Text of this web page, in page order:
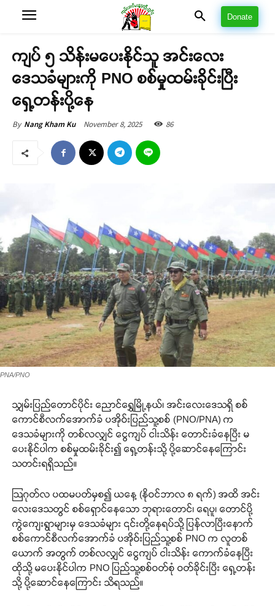
Donate
ကျပ် ၅ သိန်းမပေးနိုင်သူ အင်းလေး
ဒေသခံများကို PNO စစ်မှုထမ်းခိုင်းပြီး
ရှေ့တန်းပို့နေ
By Nang Kham Ku November 8, 2025 86
PNA/PNO
သျှမ်းပြည်တောင်ပိုင်း ညောင်ရွှေမြို့နယ်၊ အင်းလေးဒေသရှိ စစ်
ကောင်စီလက်အောက်ခံ ပအိုဝ်းပြည်သူ့စစ် (PNO/PNA) က
ဒေသခံများကို တစ်လလျှင် ငွေကျပ် ငါးသိန်း တောင်းခံနေပြီး မ
ပေးနိုင်ပါက စစ်မှုထမ်းခိုင်း၍ ရှေ့တန်းသို့ ပို့ဆောင်နေကြောင်း
သတင်းရရှိသည်။
ဩဂုတ်လ ပထမပတ်မှစ၍ ယနေ့ (နိုဝင်ဘာလ ၈ ရက်) အထိ အင်း
လေးဒေသတွင် စစ်ရှောင်နေသော ဘုရားတောင်၊ ရေပူ၊ တောင်ပို့
ကွဲကျေးရွာများမှ ဒေသခံများ ၎င်းတို့နေရပ်သို့ ပြန်လာပြီးနောက်
စစ်ကောင်စီလက်အောက်ခံ ပအိုဝ်းပြည်သူ့စစ် PNO က လူတစ်
ယောက် အတွက် တစ်လလျှင် ငွေကျပ် ငါးသိန်း ကောက်ခံနေပြီး
ထိုသို့ မပေးနိုင်ပါက PNO ပြည်သူ့စစ်ဝတ်စုံ ဝတ်ခိုင်းပြီး ရှေ့တန်း
သို့ ပို့ဆောင်နေကြောင်း သိရသည်။